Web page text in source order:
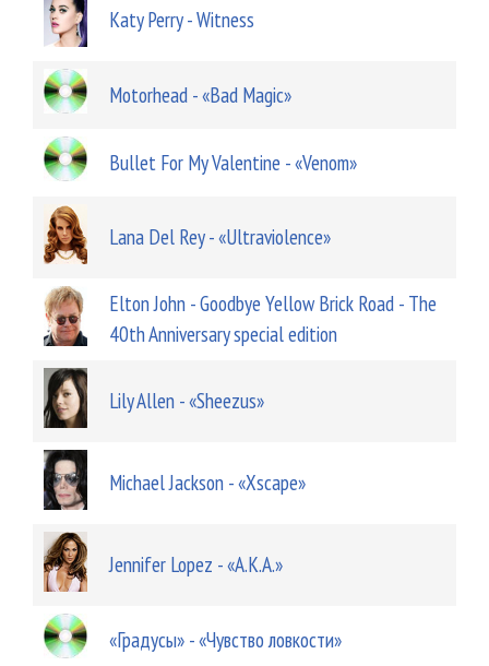
Katy Perry - Witness
Motorhead - «Bad Magic»
Bullet For My Valentine - «Venom»
Lana Del Rey - «Ultraviolence»
Elton John - Goodbye Yellow Brick Road - The
40th Anniversary special edition
Lily Allen - «Sheezus»
Michael Jackson - «Xscape»
Jennifer Lopez - «A.K.A.»
«Градусы» - «Чувство ловкости»